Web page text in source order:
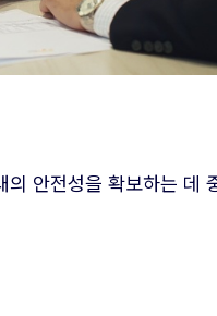
안전성을 확보하는 데